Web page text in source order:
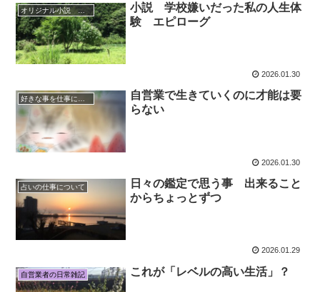
オリジナル小説 エッセイ
小説 学校嫌いだった私の人生体
験 エピローグ
2026.01.30
自営業で生きていくのに才能は要
らない
2026.01.30
占いの仕事について
日々の鑑定で思う事 出来ること
からちょっとずつ
2026.01.29
自営業者の日常雑記 これが「レベルの高い生活」？